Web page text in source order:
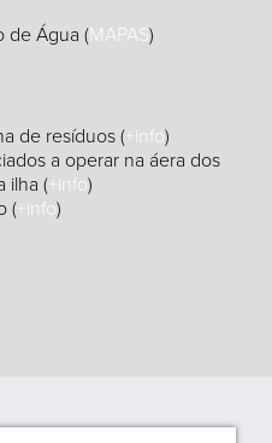
de Água (MAPAS)
de resíduos (+info)
a operar na áera dos
ilha (+info)
(+info)